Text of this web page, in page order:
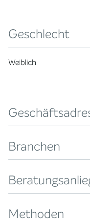
Geschlecht
Weiblich
Branchen
Methoden